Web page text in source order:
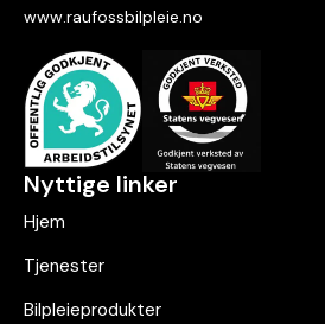
www.raufossbilpleie.no
Nyttige linker
Hjem
Tjenester
Bilpleieprodukter